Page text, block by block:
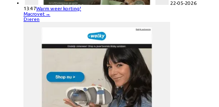
22-05-2026
13:47Warm weer korting!
Macrovet →
Dieren